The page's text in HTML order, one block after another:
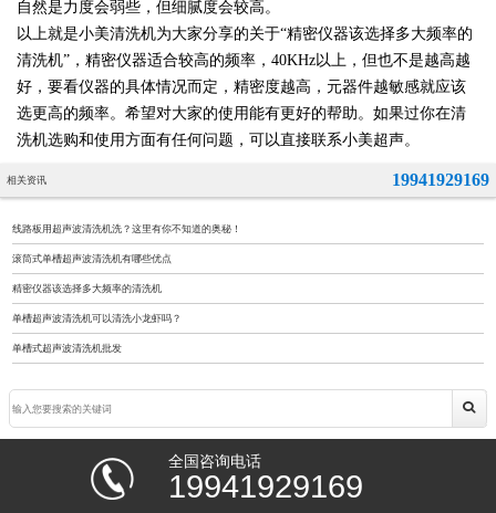
自然是力度会弱些，但细腻度会较高。
以上就是小美清洗机为大家分享的关于“精密仪器该选择多大频率的
清洗机”，精密仪器适合较高的频率，40KHz以上，但也不是越高越
好，要看仪器的具体情况而定，精密度越高，元器件越敏感就应该
选更高的频率。希望对大家的使用能有更好的帮助。如果过你在清
洗机选购和使用方面有任何问题，可以直接联系小美超声。
相关资讯 19941929169
线路板用超声波清洗机洗？这里有你不知道的奥秘！
滚筒式单槽超声波清洗机有哪些优点
精密仪器该选择多大频率的清洗机
单槽超声波清洗机可以清洗小龙虾吗？
单槽式超声波清洗机批发
全国咨询电话
19941929169